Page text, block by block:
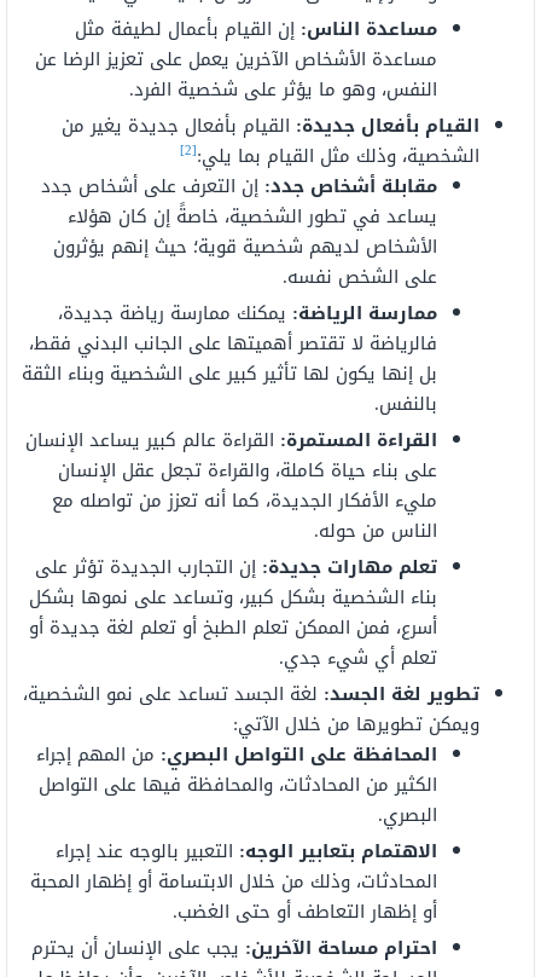
مساعدة الناس: إن القيام بأعمال لطيفة مثل
مساعدة الأشخاص الآخرين يعمل على تعزيز الرضا عن
النفس، وهو ما يؤثر على شخصية الفرد.
القيام بأفعال جديدة: القيام بأفعال جديدة يغير من
الشخصية، وذلك مثل القيام بما يلي:[2]
مقابلة أشخاص جدد: إن التعرف على أشخاص جدد
يساعد في تطور الشخصية، خاصةً إن كان هؤلاء
الأشخاص لديهم شخصية قوية؛ حيث إنهم يؤثرون
على الشخص نفسه.
ممارسة الرياضة: يمكنك ممارسة رياضة جديدة،
فالرياضة لا تقتصر أهميتها على الجانب البدني فقط،
بل إنها يكون لها تأثير كبير على الشخصية وبناء الثقة
بالنفس.
القراءة المستمرة: القراءة عالم كبير يساعد الإنسان
على بناء حياة كاملة، والقراءة تجعل عقل الإنسان
مليء الأفكار الجديدة، كما أنه تعزز من تواصله مع
الناس من حوله.
تعلم مهارات جديدة: إن التجارب الجديدة تؤثر على
بناء الشخصية بشكل كبير، وتساعد على نموها بشكل
أسرع، فمن الممكن تعلم الطبخ أو تعلم لغة جديدة أو
تعلم أي شيء جدي.
تطوير لغة الجسد: لغة الجسد تساعد على نمو الشخصية،
ويمكن تطويرها من خلال الآتي:
المحافظة على التواصل البصري: من المهم إجراء
الكثير من المحادثات، والمحافظة فيها على التواصل
البصري.
الاهتمام بتعابير الوجه: التعبير بالوجه عند إجراء
المحادثات، وذلك من خلال الابتسامة أو إظهار المحبة
أو إظهار التعاطف أو حتى الغضب.
احترام مساحة الآخرين: يجب على الإنسان أن يحترم